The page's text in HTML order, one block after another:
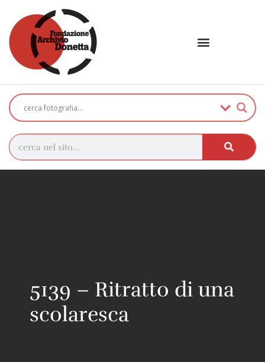
5139 – Ritratto di una
scolaresca